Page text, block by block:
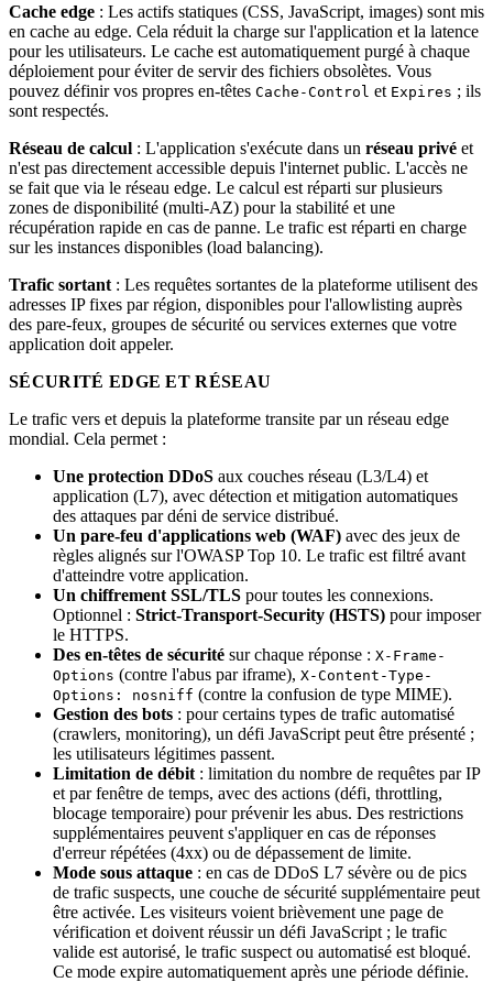
Cache edge : Les actifs statiques (CSS, JavaScript, images) sont mis
en cache au edge. Cela réduit la charge sur l'application et la latence
pour les utilisateurs. Le cache est automatiquement purgé à chaque
déploiement pour éviter de servir des fichiers obsolètes. Vous
pouvez définir vos propres en-têtes Cache-Control et Expires ; ils
sont respectés.
Réseau de calcul : L'application s'exécute dans un réseau privé et
n'est pas directement accessible depuis l'internet public. L'accès ne
se fait que via le réseau edge. Le calcul est réparti sur plusieurs
zones de disponibilité (multi-AZ) pour la stabilité et une
récupération rapide en cas de panne. Le trafic est réparti en charge
sur les instances disponibles (load balancing).
Trafic sortant : Les requêtes sortantes de la plateforme utilisent des
adresses IP fixes par région, disponibles pour l'allowlisting auprès
des pare-feux, groupes de sécurité ou services externes que votre
application doit appeler.
SÉCURITÉ EDGE ET RÉSEAU
Le trafic vers et depuis la plateforme transite par un réseau edge
mondial. Cela permet :
Une protection DDoS aux couches réseau (L3/L4) et
application (L7), avec détection et mitigation automatiques
des attaques par déni de service distribué.
Un pare-feu d'applications web (WAF) avec des jeux de
règles alignés sur l'OWASP Top 10. Le trafic est filtré avant
d'atteindre votre application.
Un chiffrement SSL/TLS pour toutes les connexions.
Optionnel : Strict-Transport-Security (HSTS) pour imposer
le HTTPS.
Des en-têtes de sécurité sur chaque réponse : X-Frame-
Options (contre l'abus par iframe), X-Content-Type-
Options: nosniff (contre la confusion de type MIME).
Gestion des bots : pour certains types de trafic automatisé
(crawlers, monitoring), un défi JavaScript peut être présenté ;
les utilisateurs légitimes passent.
Limitation de débit : limitation du nombre de requêtes par IP
et par fenêtre de temps, avec des actions (défi, throttling,
blocage temporaire) pour prévenir les abus. Des restrictions
supplémentaires peuvent s'appliquer en cas de réponses
d'erreur répétées (4xx) ou de dépassement de limite.
Mode sous attaque : en cas de DDoS L7 sévère ou de pics
de trafic suspects, une couche de sécurité supplémentaire peut
être activée. Les visiteurs voient brièvement une page de
vérification et doivent réussir un défi JavaScript ; le trafic
valide est autorisé, le trafic suspect ou automatisé est bloqué.
Ce mode expire automatiquement après une période définie.